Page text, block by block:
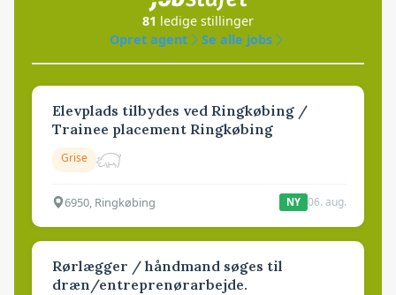
81 ledige stillinger
Opret agent
Se alle jobs
Elevplads tilbydes ved Ringkøbing /
Trainee placement Ringkøbing
Grise
6950, Ringkøbing NY 06. aug.
Rørlægger / håndmand søges til
dræn/entreprenørarbejde.